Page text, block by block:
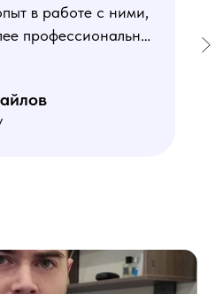
в работе с ними,
профессиональных
понравился блок
- это как раз то,
Преподаватели
всё пригодилось!